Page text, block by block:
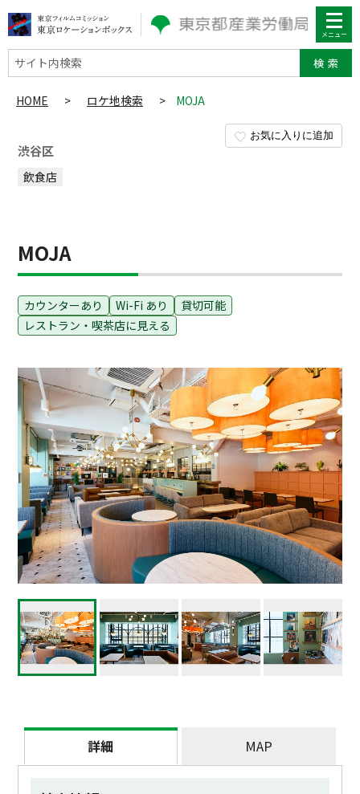
サイト内検索
HOME > ロケ地検索 > MOJA
お気に入りに追加
渋谷区
飲食店
MOJA
カウンターあり Wi-Fi あり
貸切可能
レストラン・喫茶店に見える
詳細 MAP